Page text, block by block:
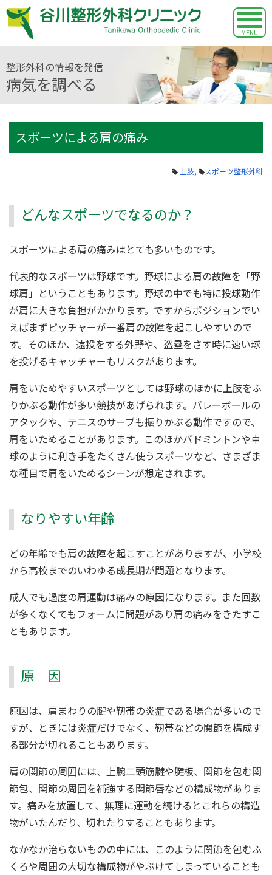
MENU
整形外科の情報を発信
病気を調べる
スポーツによる肩の痛み
上肢, スポーツ整形外科
どんなスポーツでなるのか？
スポーツによる肩の痛みはとても多いものです。
代表的なスポーツは野球です。野球による肩の故障を「野
球肩」ということもあります。野球の中でも特に投球動作
が肩に大きな負担がかかります。ですからポジションでい
えばまずピッチャーが一番肩の故障を起こしやすいので
す。そのほか、遠投をする外野や、盗塁をさす時に速い球
を投げるキャッチャーもリスクがあります。
肩をいためやすいスポーツとしては野球のほかに上肢をふ
りかぶる動作が多い競技があげられます。バレーボールの
アタックや、テニスのサーブも振りかぶる動作ですので、
肩をいためることがあります。このほかバドミントンや卓
球のように利き手をたくさん使うスポーツなど、さまざま
な種目で肩をいためるシーンが想定されます。
なりやすい年齢
どの年齢でも肩の故障を起こすことがありますが、小学校
から高校までのいわゆる成長期が問題となります。
成人でも過度の肩運動は痛みの原因になります。また回数
が多くなくてもフォームに問題があり肩の痛みをきたすこ
ともあります。
原 因
原因は、肩まわりの腱や靭帯の炎症である場合が多いので
すが、ときには炎症だけでなく、靭帯などの関節を構成す
る部分が切れることもあります。
肩の関節の周囲には、上腕二頭筋腱や腱板、関節を包む関
節包、関節の周囲を補強する関節唇などの構成物がありま
す。痛みを放置して、無理に運動を続けるとこれらの構造
物がいたんだり、切れたりすることもあります。
なかなか治らないものの中には、このように関節を包むふ
くろや周囲の大切な構成物がやぶけてしまっていることも